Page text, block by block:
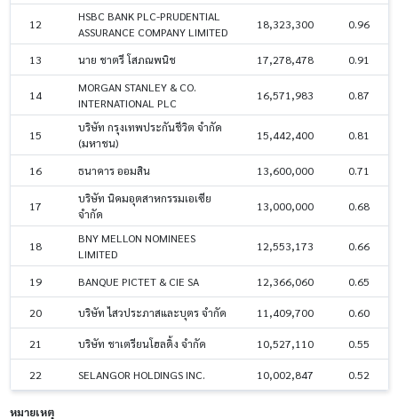
12
HSBC BANK PLC-PRUDENTIAL
ASSURANCE COMPANY LIMITED
18,323,300 0.96
13 นาย ชาตรี โสภณพนิช 17,278,478 0.91
14
MORGAN STANLEY & CO.
INTERNATIONAL PLC
16,571,983 0.87
15
บริษัท กรุงเทพประกันชีวิต จำกัด
(มหาชน)
15,442,400 0.81
16 ธนาคาร ออมสิน 13,600,000 0.71
17
บริษัท นิคมอุตสาหกรรมเอเซีย
จำกัด
13,000,000 0.68
18
BNY MELLON NOMINEES
LIMITED
12,553,173 0.66
19 BANQUE PICTET & CIE SA 12,366,060 0.65
20 บริษัท ไสวประภาสและบุตร จำกัด 11,409,700 0.60
21 บริษัท ชาเตรียนโฮลดิ้ง จำกัด 10,527,110 0.55
22 SELANGOR HOLDINGS INC. 10,002,847 0.52
หมายเหตุ